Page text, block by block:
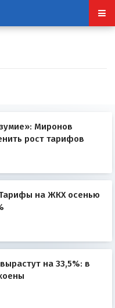
Миронов
рост тарифов
на ЖКХ осенью
на 33,5%: в